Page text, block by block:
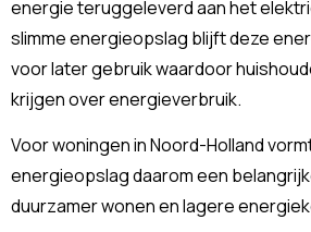
energie teruggeleverd aan het
slimme energieopslag blijft deze
voor later gebruik waardoor
krijgen over energieverbruik.
Voor woningen in Noord-Holland
energieopslag daarom een
duurzamer wonen en lagere